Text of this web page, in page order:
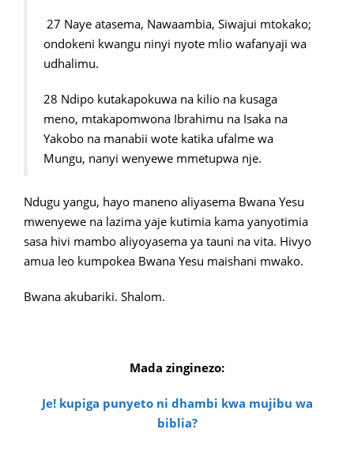
27 Naye atasema, Nawaambia, Siwajui mtokako;
ondokeni kwangu ninyi nyote mlio wafanyaji wa
udhalimu.
28 Ndipo kutakapokuwa na kilio na kusaga
meno, mtakapomwona Ibrahimu na Isaka na
Yakobo na manabii wote katika ufalme wa
Mungu, nanyi wenyewe mmetupwa nje.
Ndugu yangu, hayo maneno aliyasema Bwana Yesu
mwenyewe na lazima yaje kutimia kama yanyotimia
sasa hivi mambo aliyoyasema ya tauni na vita. Hivyo
amua leo kumpokea Bwana Yesu maishani mwako.
Bwana akubariki. Shalom.
Mada zinginezo:
Je! kupiga punyeto ni dhambi kwa mujibu wa
biblia?